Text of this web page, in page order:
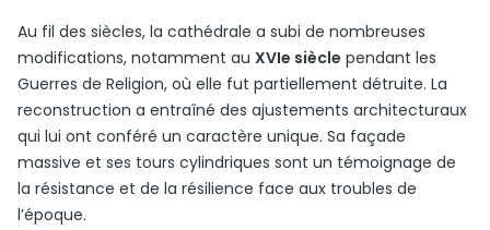
Au fil des siècles, la cathédrale a subi de nombreuses
modifications, notamment au XVIe siècle pendant les
Guerres de Religion, où elle fut partiellement détruite. La
reconstruction a entraîné des ajustements architecturaux
qui lui ont conféré un caractère unique. Sa façade
massive et ses tours cylindriques sont un témoignage de
la résistance et de la résilience face aux troubles de
l’époque.